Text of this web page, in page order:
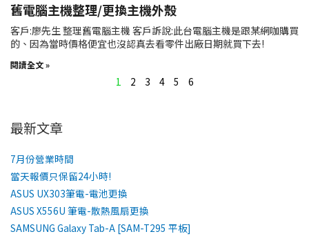
舊電腦主機整理/更換主機外殼
客戶:廖先生 整理舊電腦主機 客戶訴說:此台電腦主機是跟某網咖購買
的、因為當時價格便宜也沒認真去看零件出廠日期就買下去!
閱讀全文 »
1 2 3 4 5 6
最新文章
7月份營業時間
當天報價只保留24小時!
ASUS UX303筆電-電池更換
ASUS X556U 筆電-散熱風扇更換
SAMSUNG Galaxy Tab-A [SAM-T295 平板]